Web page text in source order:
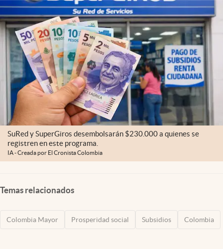
SuRed y SuperGiros desembolsarán $230.000 a quienes se
registren en este programa.
IA - Creada por El Cronista Colombia
Temas relacionados
Colombia Mayor Prosperidad social Subsidios Colombia